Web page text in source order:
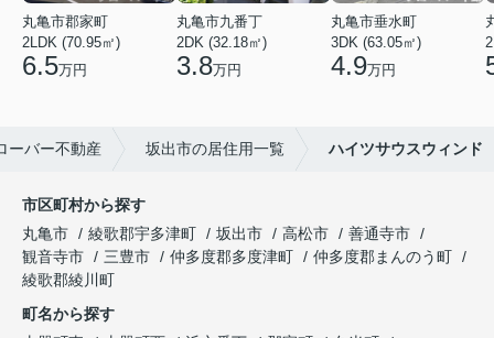
丸亀市郡家町
2LDK (70.95㎡)
6.5万円
丸亀市九番丁
2DK (32.18㎡)
3.8万円
丸亀市垂水町
3DK (63.05㎡)
4.9万円
ーバー不動産 坂出市の居住用一覧 ハイツサウスウィンド
市区町村から探す
丸亀市
綾歌郡宇多津町 坂出市 高松市
善通寺市
観音寺市
三豊市 仲多度郡多度津町
仲多度郡まんのう町
綾歌郡綾川町
町名から探す